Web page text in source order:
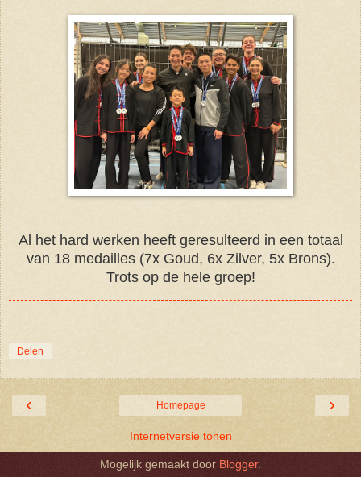
Al het hard werken heeft geresulteerd in een totaal
van 18 medailles (7x Goud, 6x Zilver, 5x Brons).
Trots op de hele groep!
Delen
‹ ›
Homepage
Internetversie tonen
Mogelijk gemaakt door Blogger.